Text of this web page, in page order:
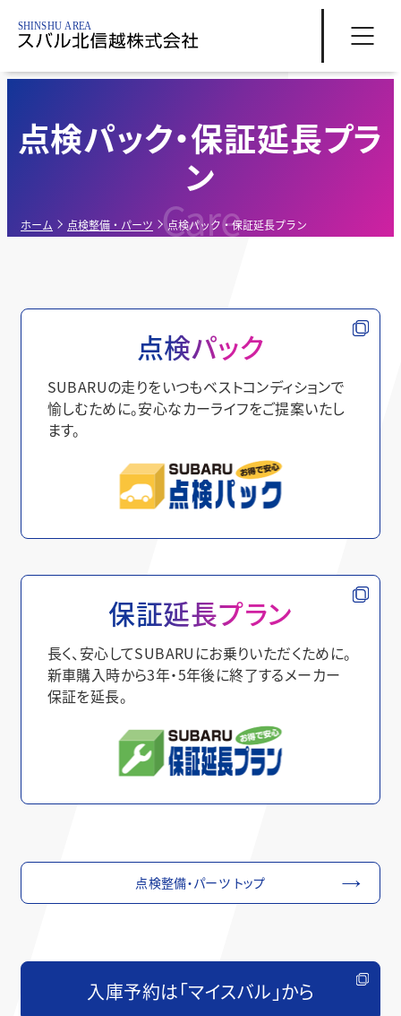
Care
点検パック・保証延長プラ
ン
ホーム 点検整備・パーツ 点検パック・保証延長プラン
点検パック
SUBARUの走りをいつもベストコンディションで
愉しむために。安心なカーライフをご提案いたし
ます。
保証延長プラン
長く、安心してSUBARUにお乗りいただくために。
新車購入時から3年・5年後に終了するメーカー
保証を延長。
点検整備・パーツ トップ
入庫予約は「マイスバル」から